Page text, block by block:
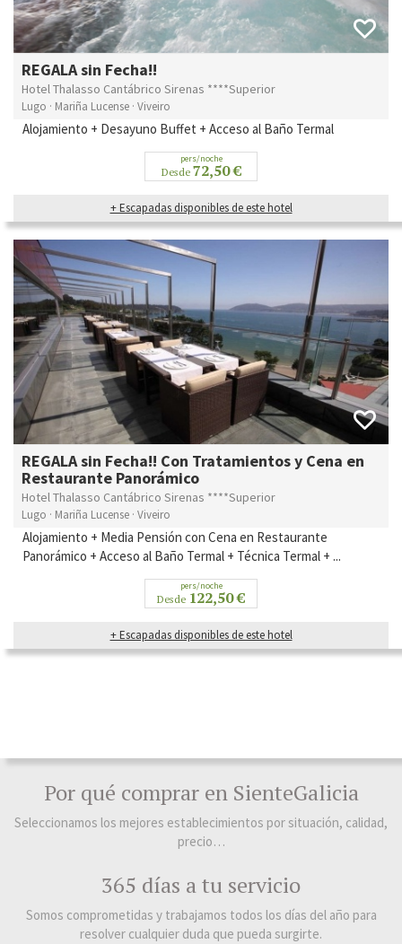
REGALA sin Fecha!!
Hotel Thalasso Cantábrico Sirenas ****Superior
Lugo · Mariña Lucense · Viveiro
Alojamiento + Desayuno Buffet + Acceso al Baño Termal
pers/noche
Desde 72,50 €
+ Escapadas disponibles de este hotel
REGALA sin Fecha!! Con Tratamientos y Cena en
Restaurante Panorámico
Hotel Thalasso Cantábrico Sirenas ****Superior
Lugo · Mariña Lucense · Viveiro
Alojamiento + Media Pensión con Cena en Restaurante
Panorámico + Acceso al Baño Termal + Técnica Termal + ...
pers/noche
Desde 122,50 €
+ Escapadas disponibles de este hotel
Por qué comprar en SienteGalicia
Seleccionamos los mejores establecimientos por situación, calidad,
precio…
365 días a tu servicio
Somos comprometidas y trabajamos todos los días del año para
resolver cualquier duda que pueda surgirte.